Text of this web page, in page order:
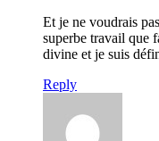
Et je ne voudrais
superbe travail que
divine et je suis
Reply